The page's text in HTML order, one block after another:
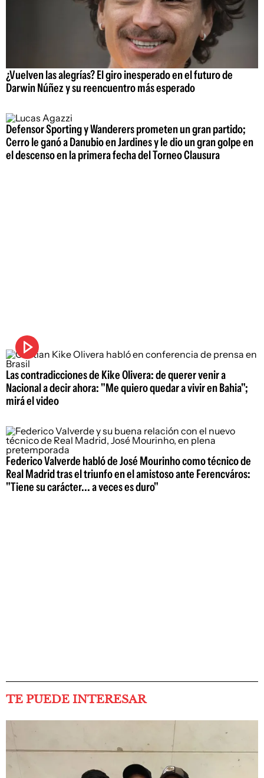
¿Vuelven las alegrías? El giro inesperado en el futuro de
Darwin Núñez y su reencuentro más esperado
Defensor Sporting y Wanderers prometen un gran partido;
Cerro le ganó a Danubio en Jardines y le dio un gran golpe en
el descenso en la primera fecha del Torneo Clausura
Las contradicciones de Kike Olivera: de querer venir a
Nacional a decir ahora: "Me quiero quedar a vivir en Bahia";
mirá el video
Federico Valverde habló de José Mourinho como técnico de
Real Madrid tras el triunfo en el amistoso ante Ferencváros:
"Tiene su carácter... a veces es duro"
TE PUEDE INTERESAR